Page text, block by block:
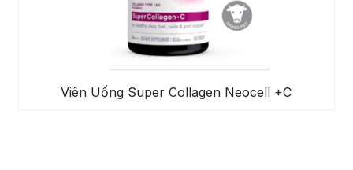
Viên Uống Super Collagen Neocell +C